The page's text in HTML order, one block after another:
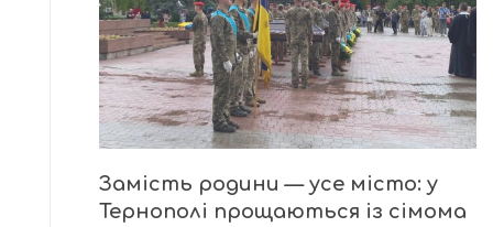
Замість родини — усе місто: у
Тернополі прощаються із сімома